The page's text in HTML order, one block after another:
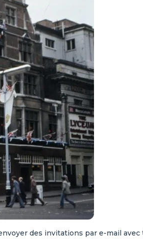
des invitations par e-mail avec